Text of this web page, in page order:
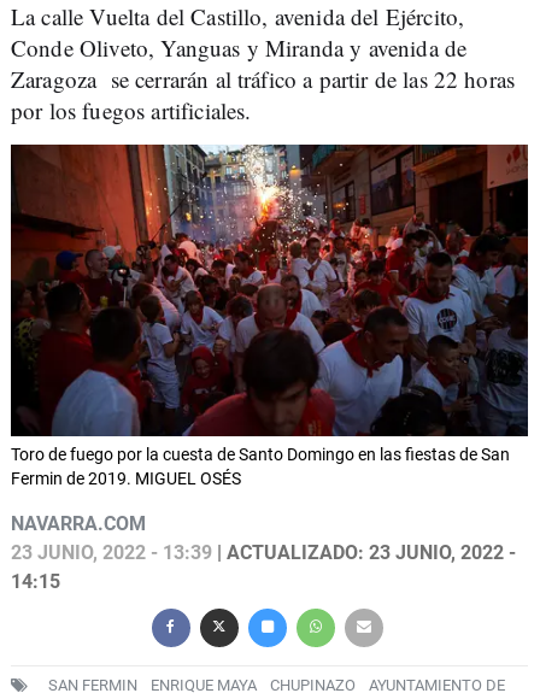
La calle Vuelta del Castillo, avenida del Ejército,
Conde Oliveto, Yanguas y Miranda y avenida de
Zaragoza se cerrarán al tráfico a partir de las 22 horas
por los fuegos artificiales.
Toro de fuego por la cuesta de Santo Domingo en las fiestas de San
Fermin de 2019. MIGUEL OSÉS
NAVARRA.COM
23 JUNIO, 2022 - 13:39 | ACTUALIZADO: 23 JUNIO, 2022 -
14:15
SAN FERMIN ENRIQUE MAYA CHUPINAZO
AYUNTAMIENTO DE